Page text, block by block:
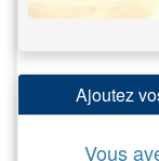
Ajoutez
Vous